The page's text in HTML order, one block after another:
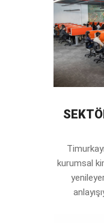
kurumsal